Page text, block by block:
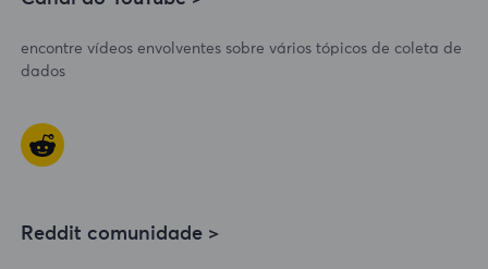
encontre vídeos envolventes sobre vários tópicos de coleta de
dados
Reddit comunidade >